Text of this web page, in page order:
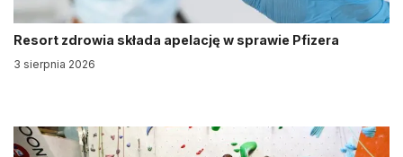
Resort zdrowia składa apelację w sprawie Pfizera
3 sierpnia 2026